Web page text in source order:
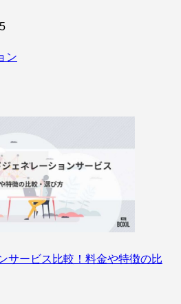
ン
サービス比較！料金や特徴の比